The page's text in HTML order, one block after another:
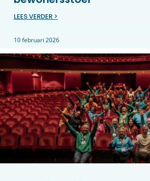
LEES VERDER >
10 februari 2026